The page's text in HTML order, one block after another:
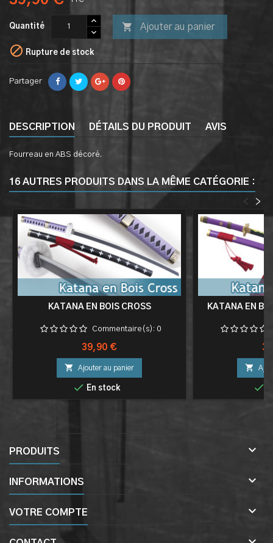
Quantité  Ajouter au panier
 Rupture de stock
Partager
DESCRIPTION DÉTAILS DU PRODUIT AVIS
Fourreau en ABS décoré.
16 AUTRES PRODUITS DANS LA MÊME CATÉGORIE :
>
<
KATANA EN BOIS CROSS
Commentaire(s): 0
Prix
39,90 €
 Ajouter au panier
 En stock
KATANA EN


PRODUITS 
INFORMATIONS 
VOTRE COMPTE 